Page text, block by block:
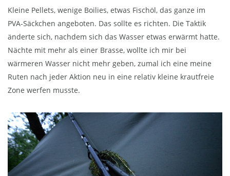
Kleine Pellets, wenige Boilies, etwas Fischöl, das ganze im
PVA-Säckchen angeboten. Das sollte es richten. Die Taktik
änderte sich, nachdem sich das Wasser etwas erwärmt hatte.
Nächte mit mehr als einer Brasse, wollte ich mir bei
wärmeren Wasser nicht mehr geben, zumal ich eine meine
Ruten nach jeder Aktion neu in eine relativ kleine krautfreie
Zone werfen musste.